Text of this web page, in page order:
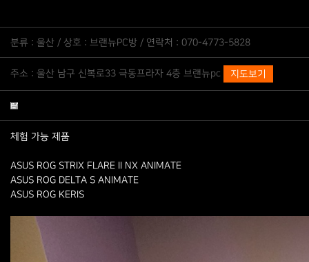
분류 : 울산 / 상호 : 브랜뉴PC방 / 연락처 : 070-4773-5828
주소 : 울산 남구 신복로33 극동프라자 4층 브랜뉴pc 지도보기
체험 가능 제품
ASUS ROG STRIX FLARE II NX ANIMATE
ASUS ROG DELTA S ANIMATE
ASUS ROG KERIS​